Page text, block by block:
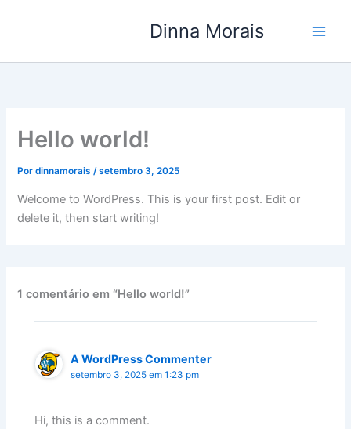
conteúdo
Dinna Morais
Hello world!
Pordinnamorais/setembro 3, 2025
Welcome to WordPress. This is your first post. Edit or
delete it, then start writing!
1 comentário em “Hello world!”
A WordPress Commenter
setembro 3, 2025 em 1:23 pm
Hi, this is a comment.